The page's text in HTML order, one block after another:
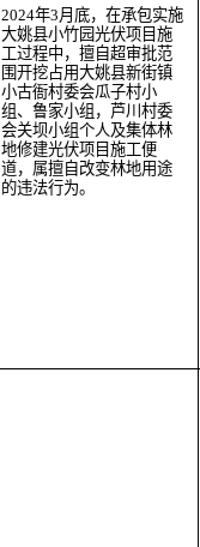
2024年3月 底， 在承包实施
大姚县小竹园光伏项目施
工过程中， 擅自超审批范
围开挖占用大姚县新街镇
小古衙村委会瓜子村小
组、鲁家小组，芦川村委
会关坝小组个人及集体林
地修建光伏项目施工便
道，属擅自改变林地用途
的违法行为。